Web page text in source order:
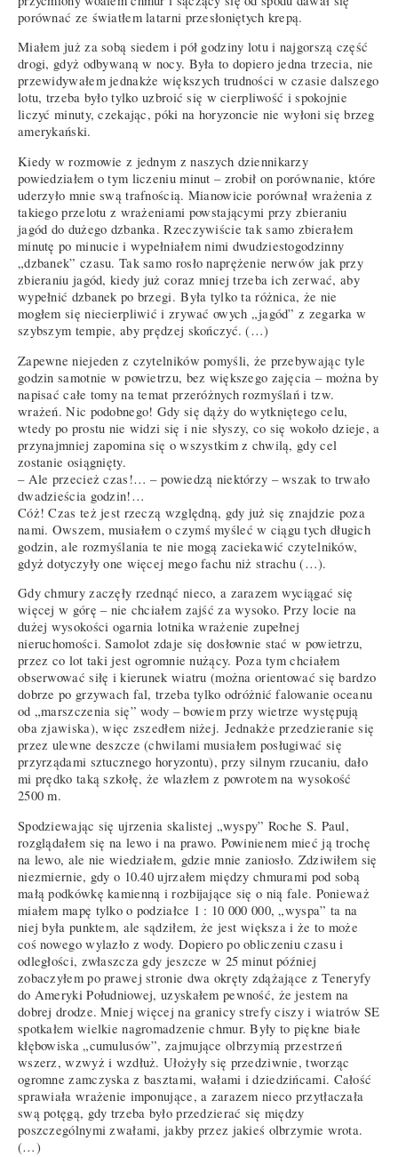
porównać ze światłem latarni przesłoniętych krepą.
Miałem już za sobą siedem i pół godziny lotu i najgorszą część
drogi, gdyż odbywaną w nocy. Była to dopiero jedna trzecia, nie
przewidywałem jednakże większych trudności w czasie dalszego
lotu, trzeba było tylko uzbroić się w cierpliwość i spokojnie
liczyć minuty, czekając, póki na horyzoncie nie wyłoni się brzeg
amerykański.
Kiedy w rozmowie z jednym z naszych dziennikarzy
powiedziałem o tym liczeniu minut – zrobił on porównanie, które
uderzyło mnie swą trafnością. Mianowicie porównał wrażenia z
takiego przelotu z wrażeniami powstającymi przy zbieraniu
jagód do dużego dzbanka. Rzeczywiście tak samo zbierałem
minutę po minucie i wypełniałem nimi dwudziestogodzinny
„dzbanek” czasu. Tak samo rosło naprężenie nerwów jak przy
zbieraniu jagód, kiedy już coraz mniej trzeba ich zerwać, aby
wypełnić dzbanek po brzegi. Była tylko ta różnica, że nie
mogłem się niecierpliwić i zrywać owych „jagód” z zegarka w
szybszym tempie, aby prędzej skończyć. (…)
Zapewne niejeden z czytelników pomyśli, że przebywając tyle
godzin samotnie w powietrzu, bez większego zajęcia – można by
napisać całe tomy na temat przeróżnych rozmyślań i tzw.
wrażeń. Nic podobnego! Gdy się dąży do wytkniętego celu,
wtedy po prostu nie widzi się i nie słyszy, co się wokoło dzieje, a
przynajmniej zapomina się o wszystkim z chwilą, gdy cel
zostanie osiągnięty.
– Ale przecież czas!… – powiedzą niektórzy – wszak to trwało
dwadzieścia godzin!…
Cóż! Czas też jest rzeczą względną, gdy już się znajdzie poza
nami. Owszem, musiałem o czymś myśleć w ciągu tych długich
godzin, ale rozmyślania te nie mogą zaciekawić czytelników,
gdyż dotyczyły one więcej mego fachu niż strachu (…).
Gdy chmury zaczęły rzednąć nieco, a zarazem wyciągać się
więcej w górę – nie chciałem zajść za wysoko. Przy locie na
dużej wysokości ogarnia lotnika wrażenie zupełnej
nieruchomości. Samolot zdaje się dosłownie stać w powietrzu,
przez co lot taki jest ogromnie nużący. Poza tym chciałem
obserwować siłę i kierunek wiatru (można orientować się bardzo
dobrze po grzywach fal, trzeba tylko odróżnić falowanie oceanu
od „marszczenia się” wody – bowiem przy wietrze występują
oba zjawiska), więc zszedłem niżej. Jednakże przedzieranie się
przez ulewne deszcze (chwilami musiałem posługiwać się
przyrządami sztucznego horyzontu), przy silnym rzucaniu, dało
mi prędko taką szkołę, że wlazłem z powrotem na wysokość
2500 m.
Spodziewając się ujrzenia skalistej „wyspy” Roche S. Paul,
rozglądałem się na lewo i na prawo. Powinienem mieć ją trochę
na lewo, ale nie wiedziałem, gdzie mnie zaniosło. Zdziwiłem się
niezmiernie, gdy o 10.40 ujrzałem między chmurami pod sobą
małą podkówkę kamienną i rozbijające się o nią fale. Ponieważ
miałem mapę tylko o podziałce 1 : 10 000 000, „wyspa” ta na
niej była punktem, ale sądziłem, że jest większa i że to może
coś nowego wylazło z wody. Dopiero po obliczeniu czasu i
odległości, zwłaszcza gdy jeszcze w 25 minut później
zobaczyłem po prawej stronie dwa okręty zdążające z Teneryfy
do Ameryki Południowej, uzyskałem pewność, że jestem na
dobrej drodze. Mniej więcej na granicy strefy ciszy i wiatrów SE
spotkałem wielkie nagromadzenie chmur. Były to piękne białe
kłębowiska „cumulusów”, zajmujące olbrzymią przestrzeń
wszerz, wzwyż i wzdłuż. Ułożyły się przedziwnie, tworząc
ogromne zamczyska z basztami, wałami i dziedzińcami. Całość
sprawiała wrażenie imponujące, a zarazem nieco przytłaczała
swą potęgą, gdy trzeba było przedzierać się między
poszczególnymi zwałami, jakby przez jakieś olbrzymie wrota.
(…)